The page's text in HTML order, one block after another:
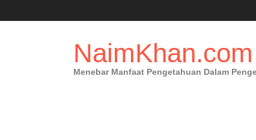
to
NaimKhan.com
Menebar Manfaat Pengetahuan Dalam